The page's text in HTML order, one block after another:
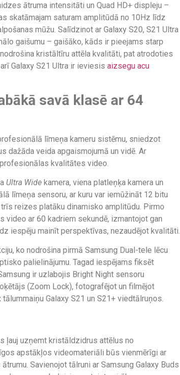
ātruma intensitāti un Quad HD+ displeju –
skatāmajam saturam amplitūdā no 10Hz līdz
mūžu. Salīdzinot ar Galaxy S20, S21 Ultra
gaišumu – gaišāko, kāds ir pieejams starp
kristāltīru attēla kvalitāti, pat atrodoties
Galaxy S21 Ultra ir ieviesis aizsegu acu
savā klasē ar 64
līmeņa kameru sistēmu, sniedzot
dažāda veida apgaismojumā un vidē. Ar
kvalitātes video.
Ultra Wide kamera, viena platleņķa kamera un
līmeņa sensoru, ar kuru var iemūžināt 12 bitu
reizes platāku dinamisko amplitūdu. Pirmo
ar 60 kadriem sekundē, izmantojot gan
iespēju mainīt perspektīvas, nezaudējot kvalitāti.
ko nodrošina pirmā Samsung Dual-tele lēcu
palielinājumu. Tagad iespējams fiksēt
ir uzlabojis Bright Night sensoru
(Zoom Lock), fotografējot un filmējot
Galaxy S21 un S21+ viedtālruņos.
ļauj uzņemt kristāldzidrus attēlus no
apstākļos videomateriāli būs vienmērīgi ar
Savienojot tālruni ar Samsung Galaxy Buds